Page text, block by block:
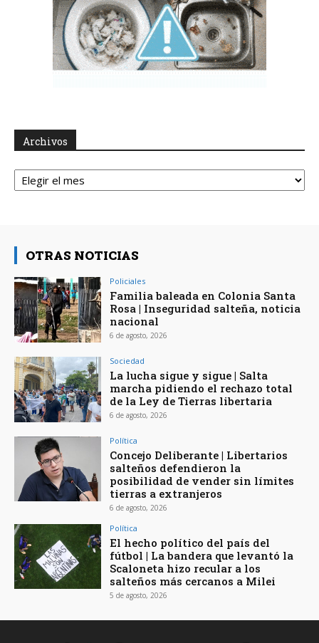
Archivos
Archivos
OTRAS NOTICIAS
Policiales
Familia baleada en Colonia Santa
Rosa | Inseguridad salteña, noticia
nacional
6 de agosto, 2026
Sociedad
La lucha sigue y sigue | Salta
marcha pidiendo el rechazo total
de la Ley de Tierras libertaria
6 de agosto, 2026
Política
Concejo Deliberante | Libertarios
salteños defendieron la
posibilidad de vender sin límites
tierras a extranjeros
6 de agosto, 2026
Política
El hecho político del país del
fútbol | La bandera que levantó la
Scaloneta hizo recular a los
salteños más cercanos a Milei
5 de agosto, 2026